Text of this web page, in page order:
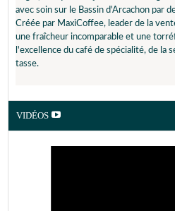
Americano
(~120ml)
Position 2
LE PETIT + : En espresso avec une
et des notes citronées
avec soin sur le Bassin d'Arcachon par
Créée par MaxiCoffee, leader de la
une fraîcheur incomparable et une
l'excellence du café de spécialité, de la
tasse.
VIDÉOS